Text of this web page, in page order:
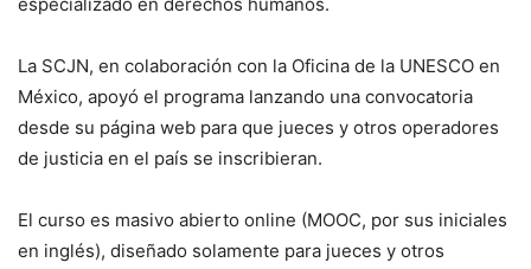
La SCJN, en colaboración con la Oficina de la UNESCO en
México, apoyó el programa lanzando una convocatoria
desde su página web para que jueces y otros operadores
de justicia en el país se inscribieran.
El curso es masivo abierto online (MOOC, por sus iniciales
en inglés), diseñado solamente para jueces y otros